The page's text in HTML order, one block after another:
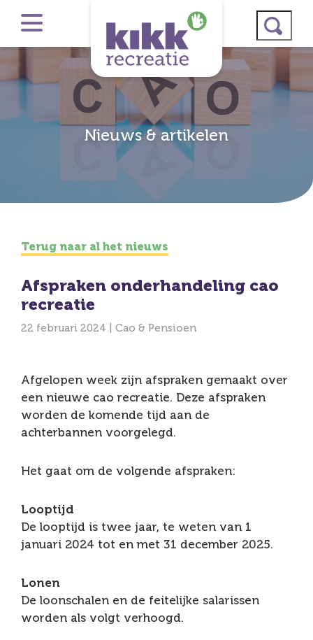
Nieuws & artikelen
Terug naar al het nieuws
Afspraken onderhandeling cao
recreatie
22 februari 2024 | Cao & Pensioen
Afgelopen week zijn afspraken gemaakt over
een nieuwe cao recreatie. Deze afspraken
worden de komende tijd aan de
achterbannen voorgelegd.
Het gaat om de volgende afspraken:
Looptijd
De looptijd is twee jaar, te weten van 1
januari 2024 tot en met 31 december 2025.
Lonen
De loonschalen en de feitelijke salarissen
worden als volgt verhoogd.